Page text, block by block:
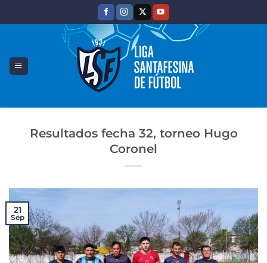
Resultados fecha 32, torneo Hugo
Coronel
21
Sep